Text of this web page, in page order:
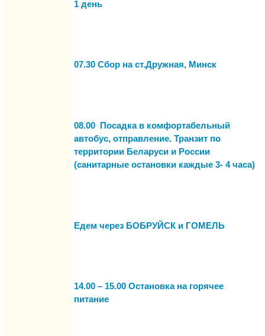
1 день
07.30 Сбор на ст.Дружная, Минск
08.00 Посадка в комфортабельный
автобус, отправление. Транзит по
территории Беларуси и России
(санитарные остановки каждые 3- 4 часа)
Едем через БОБРУЙСК и ГОМЕЛЬ
14.00 – 15.00 Остановка на горячее
питание